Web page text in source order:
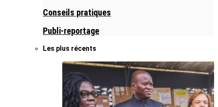
Conseils pratiques
Publi-reportage
Les plus récents